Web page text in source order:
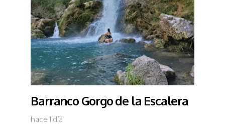
Barranco Gorgo de la Escalera
hace 1 día